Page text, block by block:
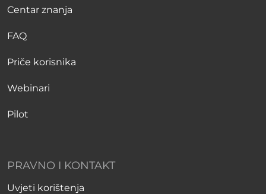
Centar znanja
FAQ
Priče korisnika
Webinari
Pilot
PRAVNO I KONTAKT
Uvjeti korištenja